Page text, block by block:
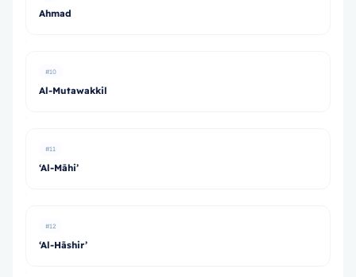
Ahmad
#10
Al-Mutawakkil
#11
‘Al-Māhi’
#12
‘Al-Hāshir’